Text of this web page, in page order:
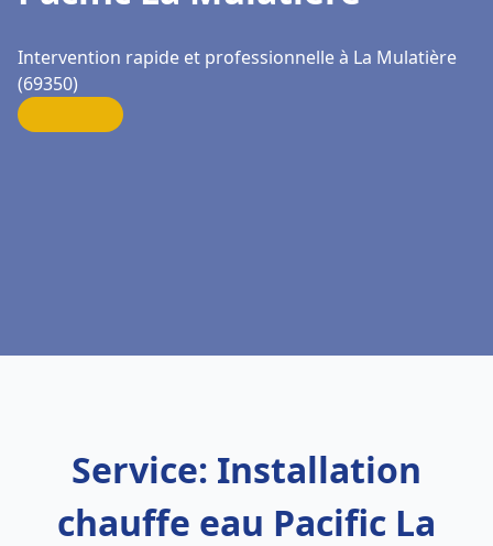
Intervention rapide et professionnelle à La Mulatière
(69350)
Service: Installation
chauffe eau Pacific La